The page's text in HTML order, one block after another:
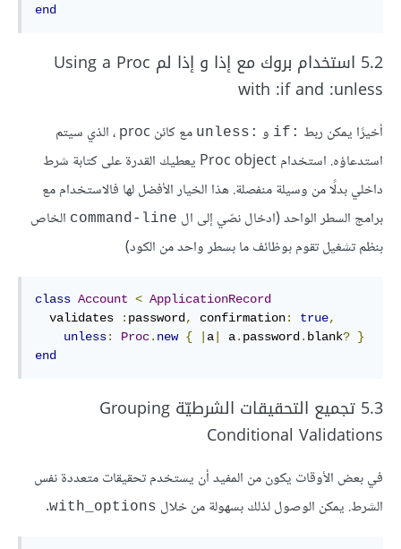
end
5.2 استخدام بروك مع إذا و إذا لم Using a Proc
with :if and :unless
أخيرًا يمكن ربط :if و :unless
مع كائن proc ، الذي سيتم
استدعاؤه. استخدام Proc object يعطيك القدرة على كتابة شرط
داخلي بدلًا من وسيلة منفصلة. هذا الخيار الأفضل لها فالاستخدام مع
برامج السطر الواحد (ادخال نصّي إلى ال command-line الخاص
بنظم تشغيل تقوم بوظائف ما بسطر واحد من الكود)
class Account < ApplicationRecord
  validates
: password, confirmation: true,
unless: Proc. new { a a. password. blank? }
end
5.3 تجميع التحقيقات الشرطيّة Grouping
Conditional Validations
في بعض الأوقات يكون من المفيد أن يستخدم تحقيقات متعددة نفس
الشرط. يمكن الوصول لذلك بسهولة من خلال with_options
.